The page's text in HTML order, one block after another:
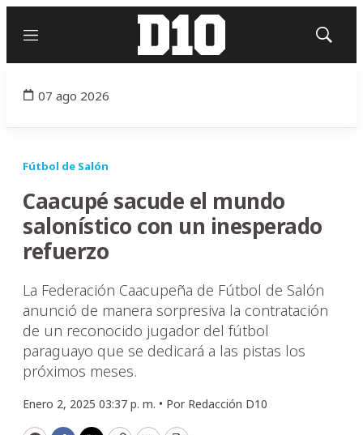
Menú
Mostrar
07 ago 2026
Fútbol de Salón
Caacupé sacude el mundo
salonístico con un inesperado
refuerzo
La Federación Caacupeña de Fútbol de Salón
anunció de manera sorpresiva la contratación
de un reconocido jugador del fútbol
paraguayo que se dedicará a las pistas los
próximos meses.
Enero 2, 2025 03:37 p. m. • Por Redacción D10